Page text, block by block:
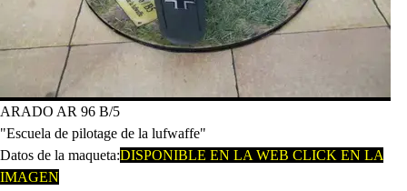
ARADO AR 96 B/5
"Escuela de pilotage de la lufwaffe"
Datos de la maqueta:DISPONIBLE EN LA WEB CLICK EN LA
IMAGEN